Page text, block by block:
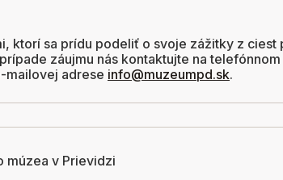
ktorí sa prídu podeliť o svoje zážitky z ciest
záujmu nás kontaktujte na
mailovej adrese info@muzeumpd.sk.
múzea v Prievidzi